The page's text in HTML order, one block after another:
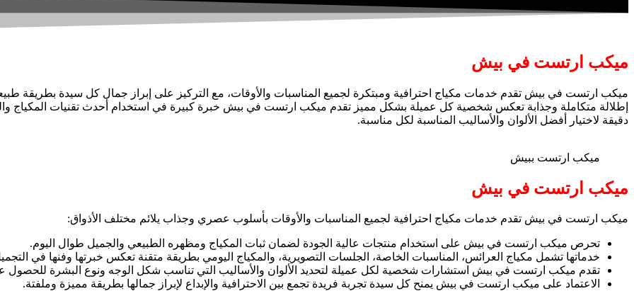
ميكب ارتست في بيش
ميكب ارتست في بيش تقدم خدمات مكياج احترافية ومبتكرة لجميع المناسبات والأوقات، مع التركيز على إبراز جمال كل سيدة بطريقة
إطلالة متكاملة وجذابة تعكس شخصية كل عميلة بشكل مميز تقدم ميكب ارتست في بيش خبرة كبيرة في استخدام أحدث تقنيات المكياج
دقيقة لاختيار أفضل الألوان والأساليب المناسبة لكل مناسبة.
ميكب ارتست ببيش
ميكب ارتست في بيش
ميكب ارتست في بيش تقدم خدمات مكياج احترافية لجميع المناسبات والأوقات بأسلوب عصري وجذاب يلائم مختلف الأذواق:
تحرص ميكب ارتست في بيش على استخدام منتجات عالية الجودة لضمان ثبات المكياج ومظهره الطبيعي والجميل طوال اليوم.
خدماتها تشمل مكياج العرائس، المناسبات الخاصة، الجلسات التصويرية، والمكياج اليومي بطريقة متقنة تعكس خبرتها وفنها في
تقدم ميكب ارتست في بيش استشارات شخصية لكل عميلة لتحديد الألوان والأساليب التي تناسب شكل الوجه ونوع البشرة للحصول
الاعتماد على ميكب ارتست في بيش يمنح كل سيدة تجربة فريدة تجمع بين الاحترافية والإبداع لإبراز جمالها بطريقة مميزة وملفتة.